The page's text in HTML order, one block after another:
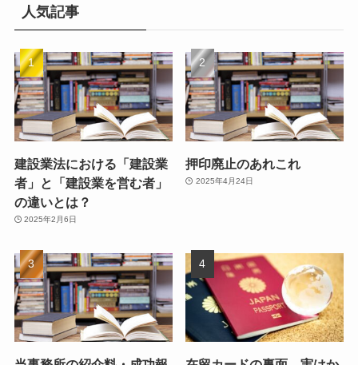
人気記事
建設業法における「建設業
者」と「建設業を営む者」
の違いとは？
2025年2月6日
押印廃止のあれこれ
2025年4月24日